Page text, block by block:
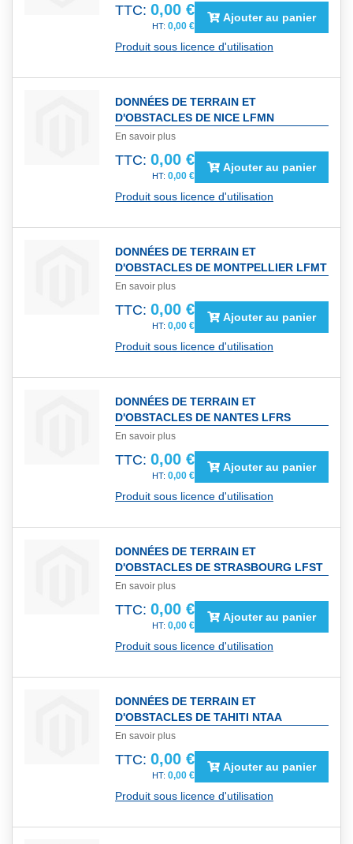
TTC: 0,00 €
0,00 €
Ajouter au panier
Produit sous licence d'utilisation
DONNÉES DE TERRAIN ET
D'OBSTACLES DE NICE LFMN
En savoir plus
TTC: 0,00 €
0,00 €
Ajouter au panier
Produit sous licence d'utilisation
DONNÉES DE TERRAIN ET
D'OBSTACLES DE MONTPELLIER LFMT
En savoir plus
TTC: 0,00 €
0,00 €
Ajouter au panier
Produit sous licence d'utilisation
DONNÉES DE TERRAIN ET
D'OBSTACLES DE NANTES LFRS
En savoir plus
TTC: 0,00 €
0,00 €
Ajouter au panier
Produit sous licence d'utilisation
DONNÉES DE TERRAIN ET
D'OBSTACLES DE STRASBOURG LFST
En savoir plus
TTC: 0,00 €
0,00 €
Ajouter au panier
Produit sous licence d'utilisation
DONNÉES DE TERRAIN ET
D'OBSTACLES DE TAHITI NTAA
En savoir plus
TTC: 0,00 €
0,00 €
Ajouter au panier
Produit sous licence d'utilisation